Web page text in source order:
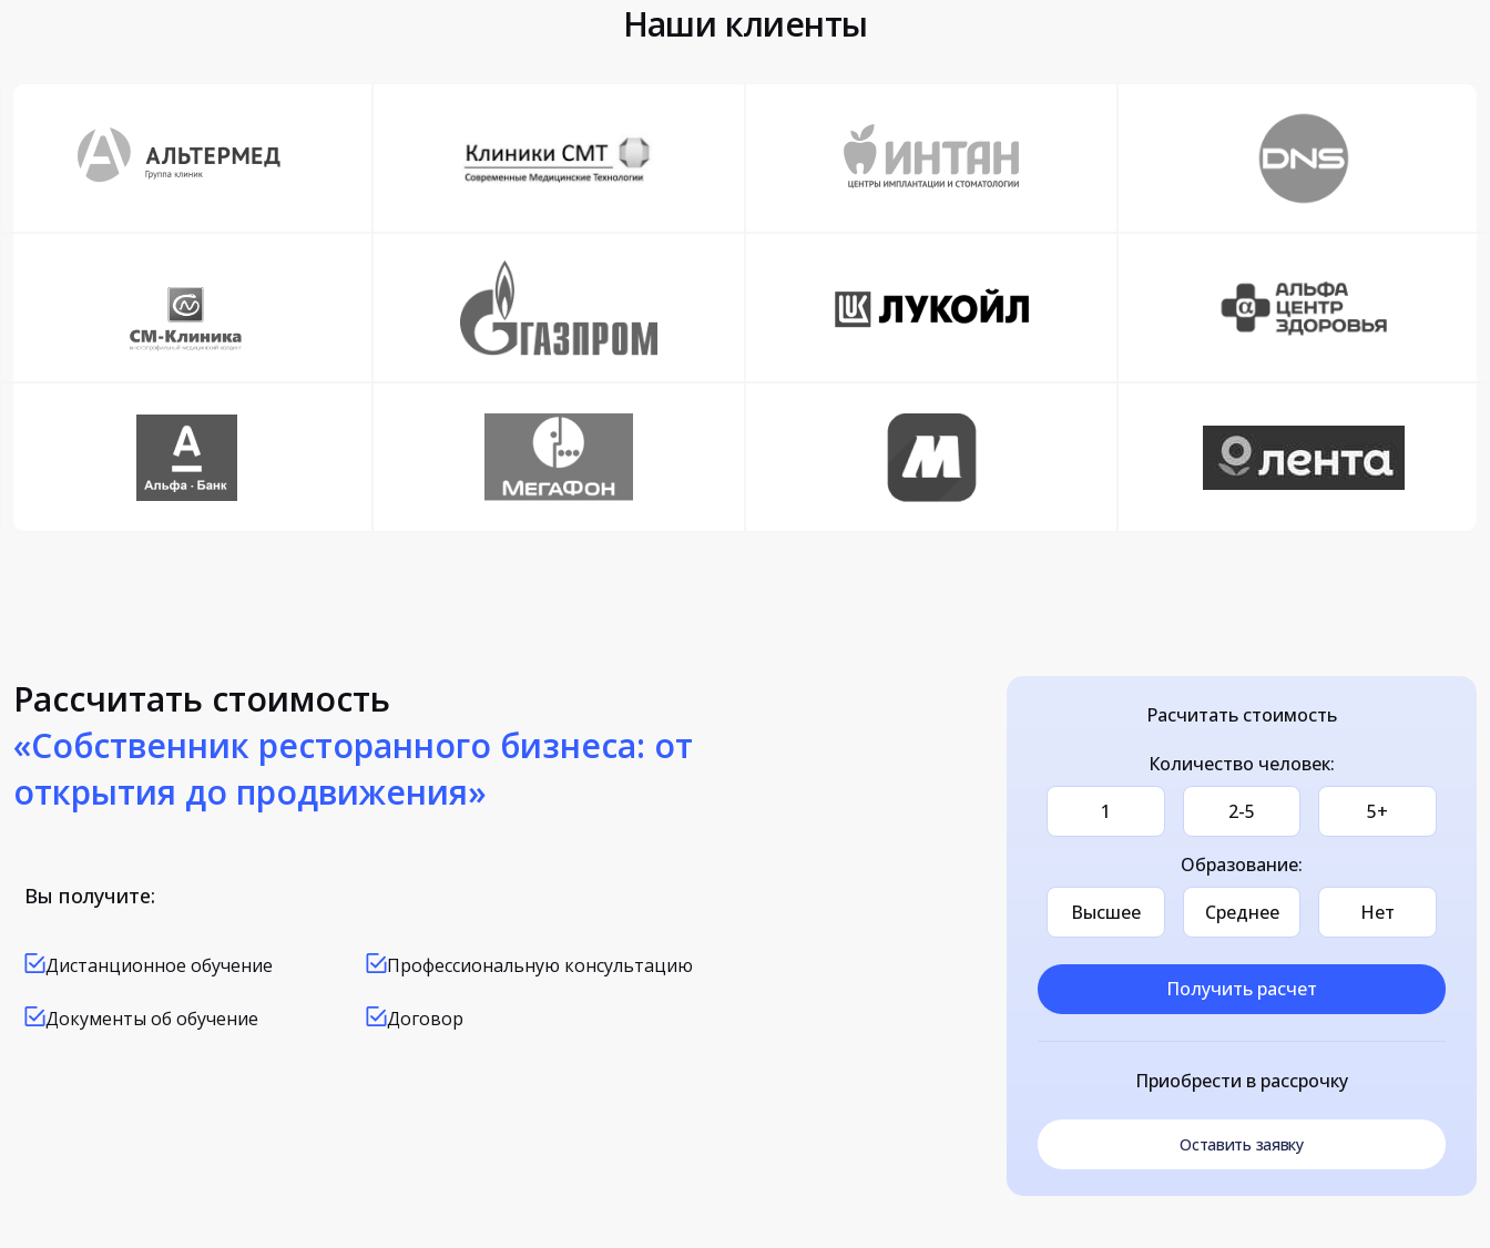
Наши клиенты
Рассчитать стоимость
«Собственник ресторанного бизнеса: от
открытия до продвижения»
Вы получите:
Дистанционное обучение Профессиональную консультацию
Документы об обучение Договор
Расчитать стоимость
Количество человек:
1
2-5 5+
Образование:
Высшее
Среднее Нет
Получить расчет
Приобрести в рассрочку
Оставить заявку